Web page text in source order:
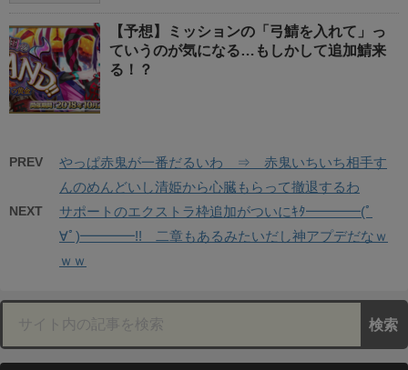
【予想】ミッションの「弓鯖を入れて」っ
ていうのが気になる…もしかして追加鯖来
る！？
PREV
やっぱ赤鬼が一番だるいわ ⇒ 赤鬼いちいち相手す
んのめんどいし清姫から心臓もらって撤退するわ
NEXT
サポートのエクストラ枠追加がついにｷﾀ━━━━(ﾟ
∀ﾟ)━━━━!! 二章もあるみたいだし神アプデだなｗ
ｗｗ